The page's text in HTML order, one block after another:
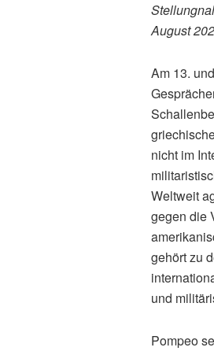
August
Am 13.
nicht im
Weltweit
gegen die
gehört zu
und
Pompeo